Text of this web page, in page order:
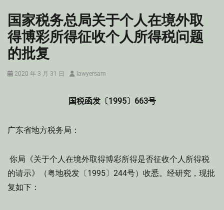
国家税务总局关于个人在境外取
得博彩所得征收个人所得税问题
的批复
Posted
2020 年 3 月 31 日 Authorlawyersam
国税函发〔1995〕663号
广东省地方税务局：
你局《关于个人在境外取得博彩所得是否征收个人所得税
的请示》（粤地税发〔1995〕244号）收悉。经研究，现批
复如下：